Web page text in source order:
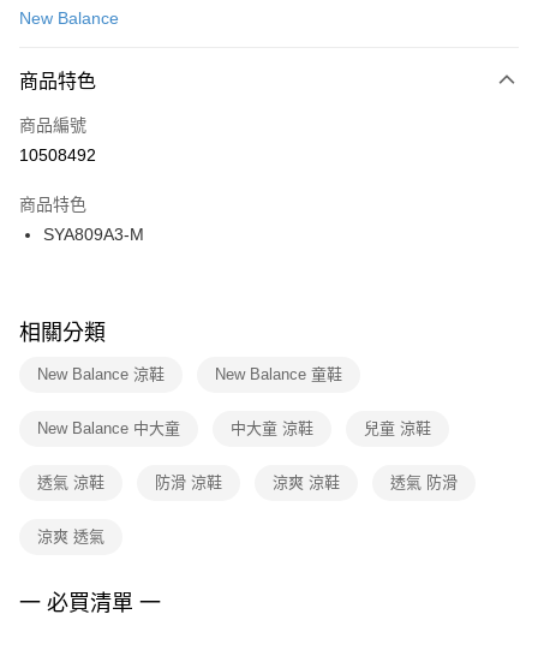
便利好安心！
３．安心：先確認商品／服務後，再付款。
【「AFTEE先享後付」結帳流程】
１．於結帳方式選擇「AFTEE先享後付」後，將跳轉至「AFTEE先享後付」
２．訂單成立數日內，您將收到繳費通知簡訊。
３．收到繳費通知簡訊後14天內，點擊此簡訊中的連結，可透過四大超商／
ATM／網路銀行／等多元方式進行付款，方視為交易完成。
※ 交易是否成功請以「AFTEE先享後付 」之結帳頁面顯示為準，若有關於
是否繳費成功／繳費後需取消欲退款等相關疑問，請聯繫「AFTEE先享後付
客戶支援中心」 https://netprotections.freshdesk.com/support/home
１．透過由恩沛科技股份有限公司提供之「AFTEE先享後付」服務完成之交
權轉讓予恩沛科技股份有限公司。
３．未成年的使用者請事先徵得法定代理人或監護人之同意方可使用
４．使用「AFTEE先享後付」時，將依據個別帳號之用戶狀況，依本公司即
運送方式
每筆NT$100，滿NT$1,500(含以上)免運費
宅配
每筆NT$100，滿NT$1,500(含以上)免運費
付款後門市自取
每筆NT$100，滿NT$1,500(含以上)免運費
New Balance
商品特色
商品編號
10508492
商品特色
SYA809A3-M
相關分類
New Balance 涼鞋 New Balance 童鞋
New Balance 中大童 中大童 涼鞋 兒童 涼鞋
透氣 涼鞋 防滑 涼鞋 涼爽 涼鞋 透氣 防滑
涼爽 透氣
一 必買清單 一